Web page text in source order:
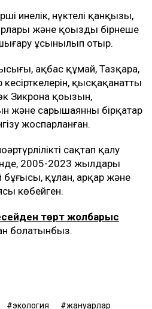
инелiк, нүктелі қанқызы,
және қоңыздың бірнеше
ұсынылып отыр.
ақбас құмай, Тазқара,
қысқақанатты
Зикрона қоңызын,
және сарышаянның бірқатар
жоспарланған.
сақтап қалу
2005-2023 жылдары
бұғысы, құлан, арқар және
көбейген.
төрт жолбарыс
болатынбыз.
экология
жануарлар